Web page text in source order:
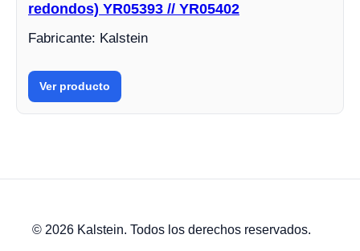
redondos) YR05393 // YR05402
Fabricante: Kalstein
Ver producto
© 2026 Kalstein. Todos los derechos reservados.